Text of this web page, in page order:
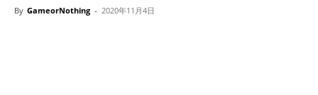
By GameorNothing - 2020年11月4日